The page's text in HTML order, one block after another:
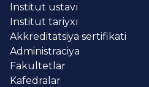
Institut ustavı
Institut tariyxı
Akkreditatsiya sertifikati
Administraciya
Fakultetlar
Kafedralar